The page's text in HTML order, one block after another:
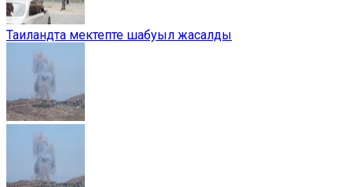
Таиландта мектепте шабуыл жасалды